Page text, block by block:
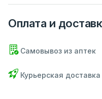
Оплата и
Самовывоз из аптек
Курьерская доставка